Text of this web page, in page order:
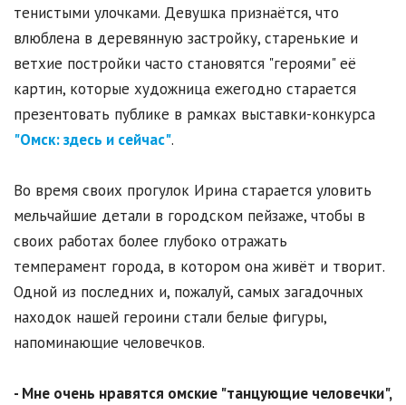
тенистыми улочками. Девушка признаётся, что
влюблена в деревянную застройку, старенькие и
ветхие постройки часто становятся "героями" её
картин, которые художница ежегодно старается
презентовать публике в рамках выставки-конкурса
"Омск: здесь и сейчас".
Во время своих прогулок Ирина старается уловить
мельчайшие детали в городском пейзаже, чтобы в
своих работах более глубоко отражать
темперамент города, в котором она живёт и творит.
Одной из последних и, пожалуй, самых загадочных
находок нашей героини стали белые фигуры,
напоминающие человечков.
- Мне очень нравятся омские "танцующие человечки",